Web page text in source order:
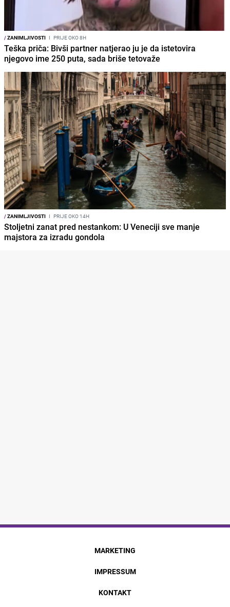
/ZANIMLJIVOSTI I PRIJE OKO 8H
Teška priča: Bivši partner natjerao ju je da istetovira
njegovo ime 250 puta, sada briše tetovaže
/ZANIMLJIVOSTI I PRIJE OKO 14H
Stoljetni zanat pred nestankom: U Veneciji sve manje
majstora za izradu gondola
MARKETING
IMPRESSUM
KONTAKT